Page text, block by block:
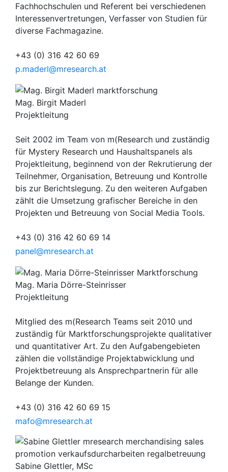
Fachhochschulen und Referent bei verschiedenen
Interessenvertretungen, Verfasser von Studien für
diverse Fachmagazine.
+43 (0) 316 42 60 69
p.maderl@mresearch.at
Mag. Birgit Maderl
Projektleitung
Seit 2002 im Team von m(Research und zuständig
für Mystery Research und Haushaltspanels als
Projektleitung, beginnend von der Rekrutierung der
Teilnehmer, Organisation, Betreuung und Kontrolle
bis zur Berichtslegung. Zu den weiteren Aufgaben
zählt die Umsetzung grafischer Bereiche in den
Projekten und Betreuung von Social Media Tools.
+43 (0) 316 42 60 69 14
panel@mresearch.at
Mag. Maria Dörre-Steinrisser
Projektleitung
Mitglied des m(Research Teams seit 2010 und
zuständig für Marktforschungsprojekte qualitativer
und quantitativer Art. Zu den Aufgabengebieten
zählen die vollständige Projektabwicklung und
Projektbetreuung als Ansprechpartnerin für alle
Belange der Kunden.
+43 (0) 316 42 60 69 15
mafo@mresearch.at
Sabine Glettler, MSc